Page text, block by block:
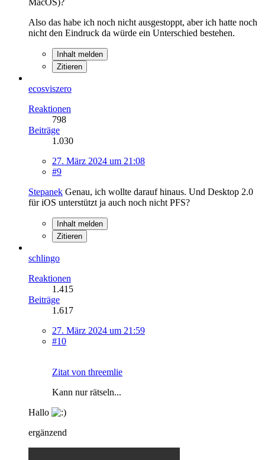
MacOS)?
Also das habe ich noch nicht ausgestoppt, aber ich hatte noch
nicht den Eindruck da würde ein Unterschied bestehen.
Inhalt melden
Zitieren
ecosviszero
Reaktionen
798
Beiträge
1.030
27. März 2024 um 21:08
#9
Stepanek Genau, ich wollte darauf hinaus. Und Desktop 2.0
für iOS unterstützt ja auch noch nicht PFS?
Inhalt melden
Zitieren
schlingo
Reaktionen
1.415
Beiträge
1.617
27. März 2024 um 21:59
#10
Zitat von threemlie
Kann nur rätseln...
Hallo
ergänzend